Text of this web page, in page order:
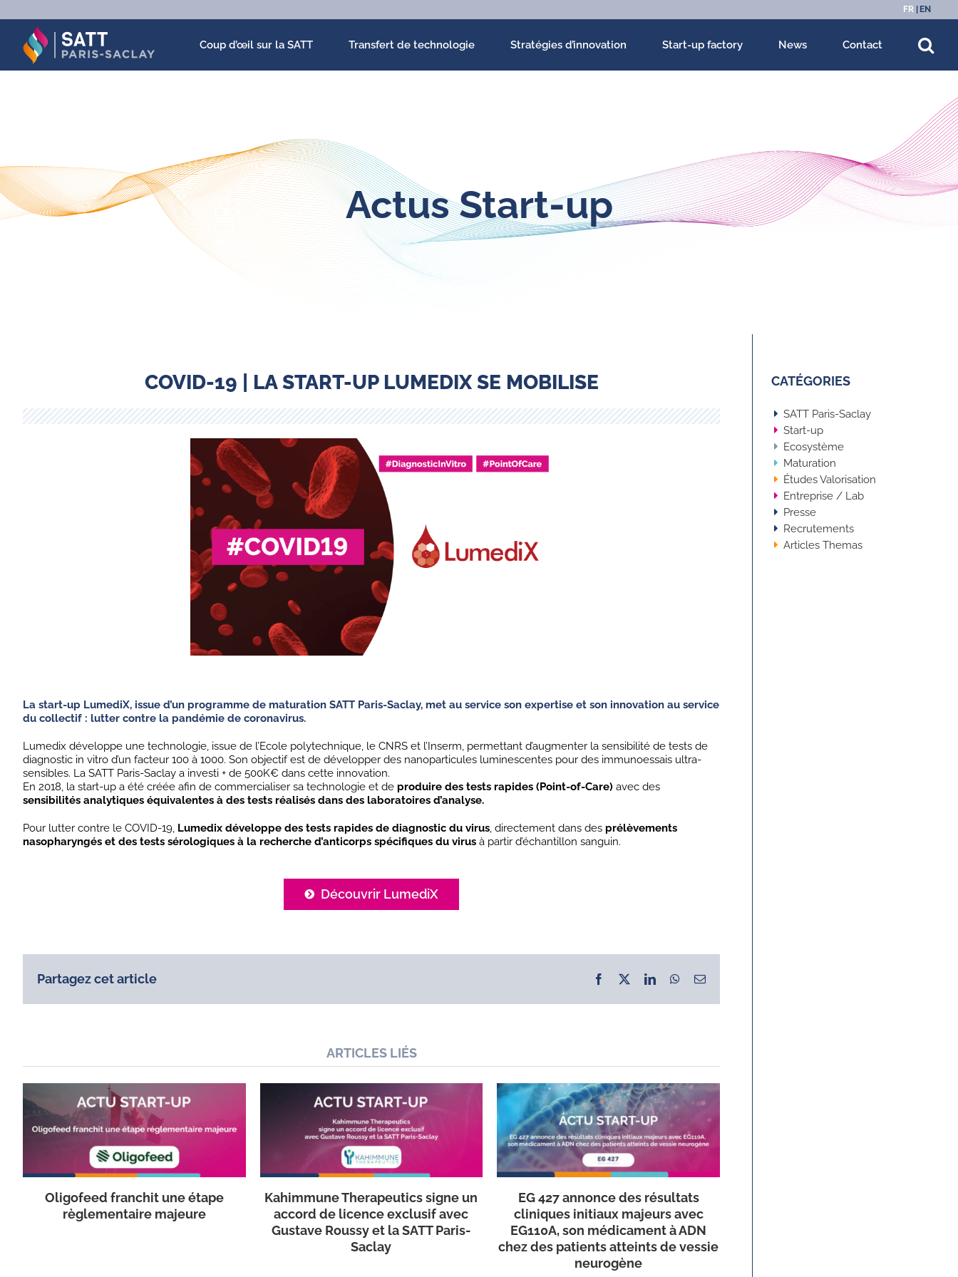
au
contenu
FR EN
Coup d’œil sur la SATT Transfert de technologie Stratégies d’innovation Start-up factory News Contact
Actus Start-up
COVID-19 | LA START-UP LUMEDIX SE MOBILISE
La start-up LumediX, issue d’un programme de maturation SATT Paris-Saclay, met au service son expertise et son innovation au service
du collectif : lutter contre la pandémie de coronavirus.
Lumedix développe une technologie, issue de l’Ecole polytechnique, le CNRS et l’Inserm, permettant d’augmenter la sensibilité de tests de
diagnostic in vitro d’un facteur 100 à 1000. Son objectif est de développer des nanoparticules luminescentes pour des immunoessais ultra-
sensibles. La SATT Paris-Saclay a investi + de 500K€ dans cette innovation.
En 2018, la start-up a été créée afin de commercialiser sa technologie et de produire des tests rapides (Point-of-Care) avec des
sensibilités analytiques équivalentes à des tests réalisés dans des laboratoires d’analyse.
Pour lutter contre le COVID-19, Lumedix développe des tests rapides de diagnostic du virus , directement dans des prélèvements
nasopharyngés et des tests sérologiques à la recherche d’anticorps spécifiques du virus à partir d’échantillon sanguin.
Découvrir LumediX
Partagez cet article Facebook LinkedInWhatsApp
Email
ARTICLES LIÉS
Oligofeed franchit une étape
règlementaire majeure
Kahimmune Therapeutics signe un
accord de licence exclusif avec
Gustave Roussy et la SATT Paris-
Saclay
EG 427 annonce des résultats
cliniques initiaux majeurs avec
EG110A, son médicament à ADN
chez des patients atteints de vessie
neurogène
CATÉGORIES
SATT Paris-Saclay
Start-up
Ecosystème
Maturation
Études Valorisation
Entreprise / Lab
Presse
Recrutements
Articles Themas